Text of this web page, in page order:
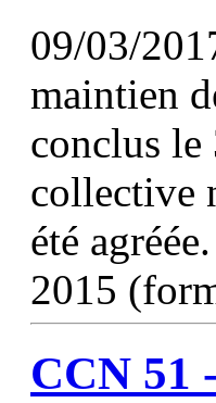
09/03/
maintien
conclus le
collective
été
2015
CCN 51